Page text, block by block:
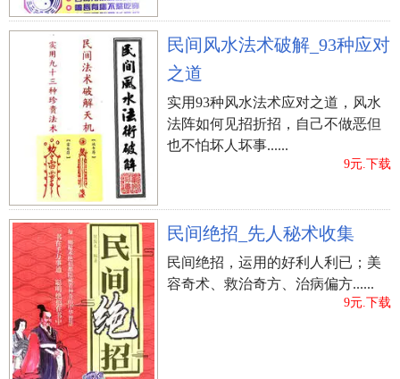
民间风水法术破解_93种应对
之道
实用93种风水法术应对之道，风水
法阵如何见招折招，自己不做恶但
也不怕坏人坏事......
9元.下载
民间绝招_先人秘术收集
民间绝招，运用的好利人利已；美
容奇术、救治奇方、治病偏方......
9元.下载